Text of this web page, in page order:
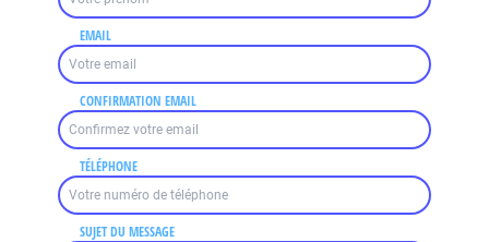
EMAIL
CONFIRMATION EMAIL
TÉLÉPHONE
SUJET DU MESSAGE